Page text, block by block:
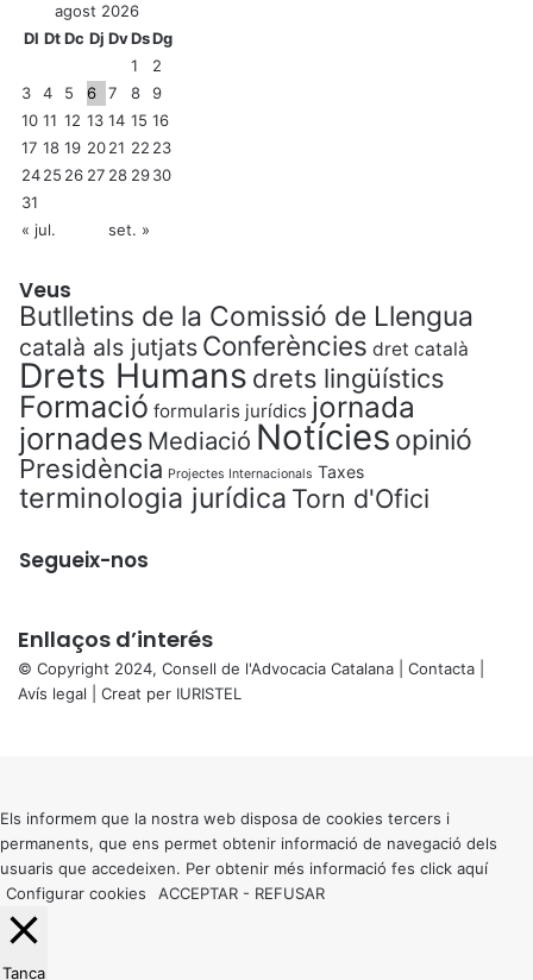
agost 2026
Dl DtDc Dj DvDsDg
1
2
3
4 5 6 7 8
9
10 11 12 13 14 15 16
17 18 19 2021 22 23
2425 26 27 28 2930
31
« jul.
set. »
Veus
Butlletins de la Comissió de Llengua
català als jutjats Conferències dret català
Drets Humans drets lingüístics
Formació formularis jurídics jornada
jornades Mediació Notícies opinió
Presidència Projectes Internacionals Taxes
terminologia jurídica Torn d'Ofici
Segueix-nos
Enllaços d’interés
© Copyright 2024, Consell de l'Advocacia Catalana | Contacta
Avís legal | Creat per IURISTEL
button
Els informem que la nostra web disposa de cookies tercers i
permanents, que ens permet obtenir informació de navegació dels
usuaris que accedeixen. Per obtenir més informació fes click aquí
Configurar cookies
ACCEPTAR - REFUSAR
Tanca